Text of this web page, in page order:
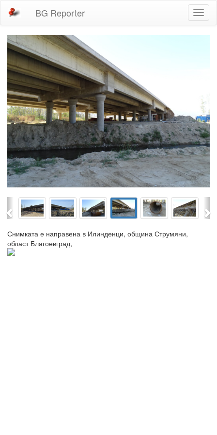
BG Reporter
Previous
Снимката е направена в Илинденци, община Струмяни,
област Благоевград,